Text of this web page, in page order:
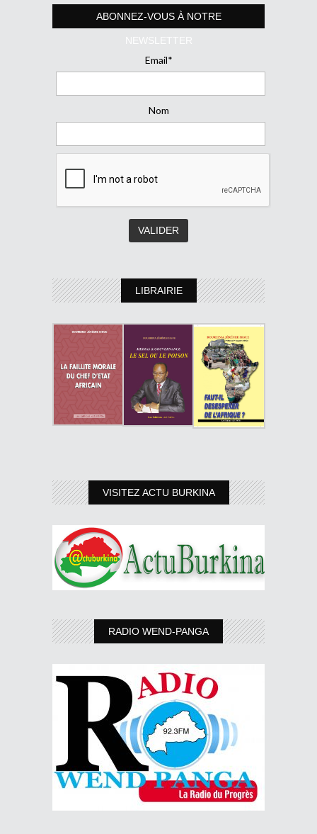
ABONNEZ-VOUS À NOTRE
NEWSLETTER
Email*
Nom
LIBRAIRIE
VISITEZ ACTU BURKINA
RADIO WEND-PANGA